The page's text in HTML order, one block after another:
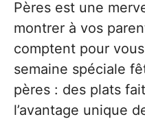
Pères est une
montrer à vos
comptent pour
semaine spéciale
pères : des plats
l’avantage unique